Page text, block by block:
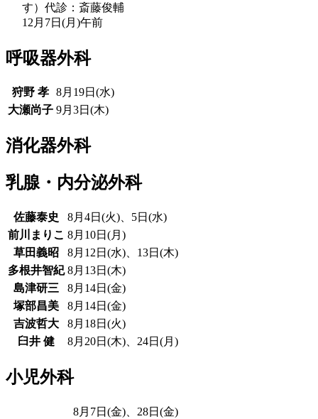
す）代診：斎藤俊輔
12月7日(月)午前
呼吸器外科
狩野 孝 8月19日(水)
大瀬尚子 9月3日(木)
消化器外科
乳腺・内分泌外科
佐藤泰史
8月4日(火)、5日(水)
前川まりこ 8月10日(月)
草田義昭
8月12日(水)、13日(木)
多根井智紀 8月13日(木)
島津研三
8月14日(金)
塚部昌美
8月14日(金)
吉波哲大
8月18日(火)
臼井 健
8月20日(木)、24日(月)
小児外科
8月7日(金)、28日(金)